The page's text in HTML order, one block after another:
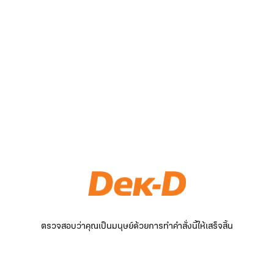
ตรวจสอบว่าคุณเป็นมนุษย์ด้วยการทำคำสั่งนี้ให้เสร็จสิ้น